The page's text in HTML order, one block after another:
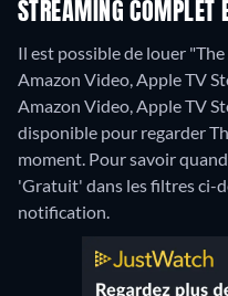
STREAMING COMPLET
Il est possible de louer
Amazon Video, Apple TV
Amazon Video, Apple TV
disponible pour regarder
moment. Pour savoir
'Gratuit' dans les filtres ci-
notification.